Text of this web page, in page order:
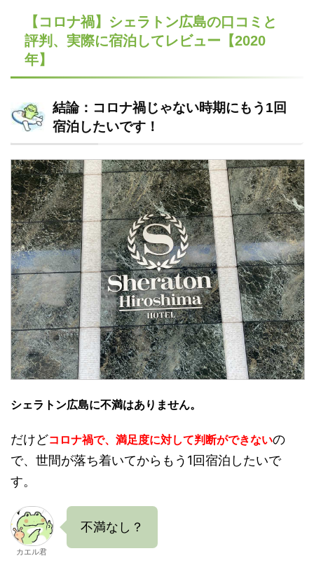
【コロナ禍】シェラトン広島の口コミと
評判、実際に宿泊してレビュー【2020
年】
結論：コロナ禍じゃない時期にもう1回
宿泊したいです！
シェラトン広島に不満はありません。
だけどコロナ禍で、満足度に対して判断ができないの
で、世間が落ち着いてからもう1回宿泊したいで
す。
カエル君
不満なし？